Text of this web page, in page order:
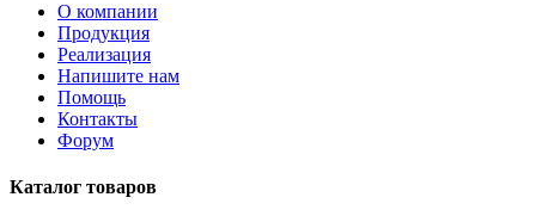
О компании
Продукция
Реализация
Напишите нам
Помощь
Контакты
Форум
Каталог товаров